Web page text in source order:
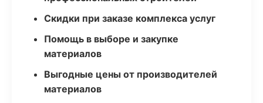
Скидки при заказе комплекса услуг
Помощь в выборе и закупке
материалов
Выгодные цены от производителей
материалов